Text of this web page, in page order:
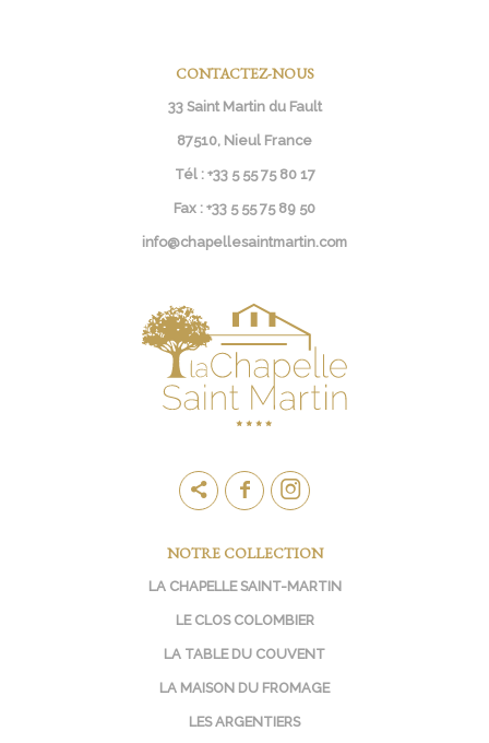
CONTACTEZ-NOUS
33 Saint Martin du Fault
87510, Nieul France
Tél : +33 5 55 75 80 17
Fax : +33 5 55 75 89 50
info@chapellesaintmartin.com
NOTRE COLLECTION
LA CHAPELLE SAINT-MARTIN
LE CLOS COLOMBIER
LA TABLE DU COUVENT
LA MAISON DU FROMAGE
LES ARGENTIERS